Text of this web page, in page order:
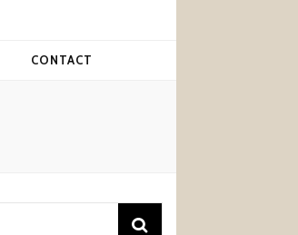
CONTACT